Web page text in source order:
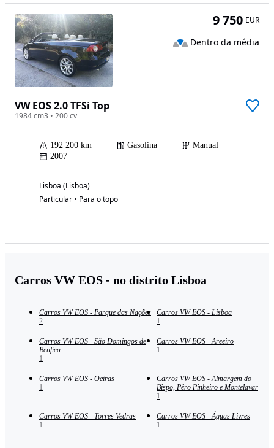
VW EOS 2.0 TFSi Top
1984 cm3 • 200 cv
192 200 km Gasolina
Manual
2007
Lisboa (Lisboa)
Particular • Para o topo
9 750 EUR
Dentro da média
Carros VW EOS - no distrito Lisboa
Carros VW EOS - Parque das Nações
2
Carros VW EOS - Lisboa
1
Carros VW EOS - São Domingos de
Benfica
1
Carros VW EOS - Areeiro
1
Carros VW EOS - Oeiras
1
Carros VW EOS - Almargem do
Bispo, Pêro Pinheiro e Montelavar
1
Carros VW EOS - Torres Vedras
1
Carros VW EOS - Águas Livres
1